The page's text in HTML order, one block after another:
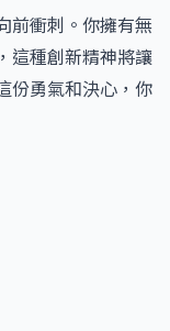
前衝刺。你擁有無
這種創新精神將讓
份勇氣和決心，你